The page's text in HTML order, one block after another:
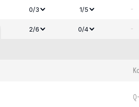
0/3 1/5 -
2/6 0/4 -